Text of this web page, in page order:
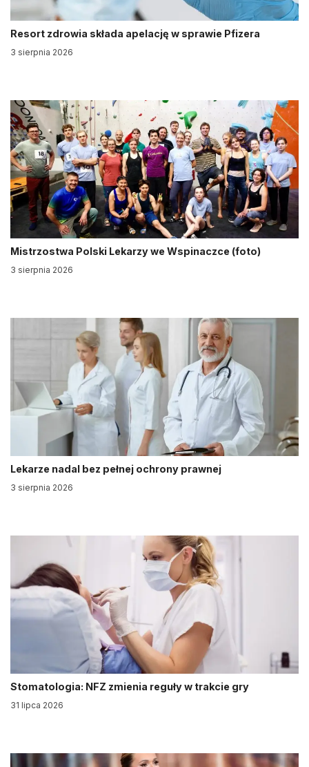
Resort zdrowia składa apelację w sprawie Pfizera
3 sierpnia 2026
Mistrzostwa Polski Lekarzy we Wspinaczce (foto)
3 sierpnia 2026
Lekarze nadal bez pełnej ochrony prawnej
3 sierpnia 2026
Stomatologia: NFZ zmienia reguły w trakcie gry
31 lipca 2026